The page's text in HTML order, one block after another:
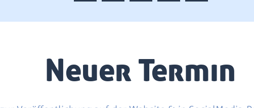
Neuer Termin